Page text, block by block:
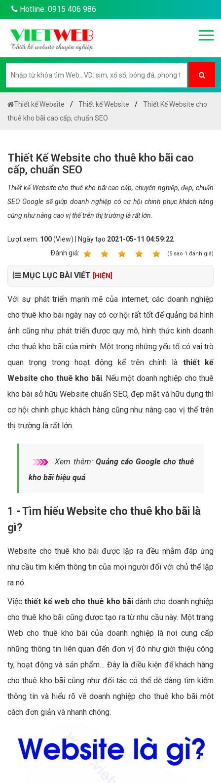
Hotline: 0915 406 986
Thiết kế Website Thiết kế Website
Thiết Kế Website cho
thuê kho bãi cao cấp, chuẩn SEO
Thiết Kế Website cho thuê kho bãi cao
cấp, chuẩn SEO
Thiết kế Website cho thuê kho bãi cao cấp, chuyên nghiệp, đẹp, chuẩn
SEO Google sẽ giúp doanh nghiệp có cơ hội chinh phục khách hàng
cũng như nâng cao vị thế trên thị trường là rất lớn.
Lượt xem: 100(View) | Ngày tạo 2021-05-11 04:59:22
Ðánh giá:
(5 sao 1 đánh giá)
MỤC LỤC BÀI VIẾT [HIỆN]
Với sự phát triển mạnh mẽ của internet, các doanh nghiệp
cho thuê kho bãi ngày nay có cơ hội rất tốt để quảng bá hình
ảnh cũng như phát triển được quy mô, hình thức kinh doanh
cho thuê kho bãi của mình. Một trong những yếu tố có vai trò
quan trọng trong hoạt động kể trên chính là thiết kế
Website cho thuê kho bãi. Nếu một doanh nghiệp cho thuê
kho bãi sở hữu Website chuẩn SEO, đẹp mắt và hữu dụng thì
cơ hội chinh phục khách hàng cũng như nâng cao vị thế trên
thị trường là rất lớn.
Xem thêm: Quảng cáo Google cho thuê
kho bãi hiệu quả
1 - Tìm hiểu Website cho thuê kho bãi là
gì?
Website cho thuê kho bãi được lập ra đều nhằm đáp ứng
nhu cầu tìm kiếm thông tin của mọi người đối với chủ thể lập
ra nó.
Việcthiết kế web cho thuê kho bãidành cho doanh nghiệp
cho thuê kho bãi cũng được tạo ra từ nhu cầu này. Một trang
Web cho thuê kho bãi của doanh nghiệp là nơi cung cấp
những thông tin liên quan đến đơn vị đó như giới thiệu công
ty, hoạt động và sản phẩm… Đây là điều kiện để khách hàng
cho thuê kho bãi cũng như đối tác có thể dễ dàng tìm kiếm
thông tin và hiểu rõ về doanh nghiệp cho thuê kho bãi một
cách đơn giản và nhanh chóng.